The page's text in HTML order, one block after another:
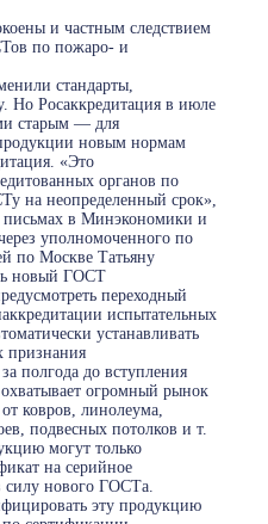
и частным следствием
по пожаро- и
стандарты,
Но Росаккредитация в июле
старым — для
новым нормам
«Это
органов по
на неопределенный срок»,
в Минэкономики и
уполномоченного по
по Москве Татьяну
новый ГОСТ
переходный
испытательных
устанавливать
признания
полгода до вступления
огромный рынок
ковров, линолеума,
подвесных потолков и т.
могут только
на серийное
силу нового ГОСТа.
эту продукцию